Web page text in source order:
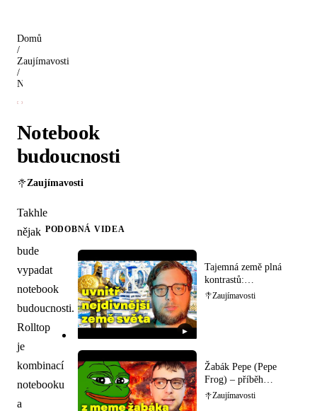
Domů
/
Zaujímavosti
/
Notebook
budoucnosti
Zaujímavosti
Takhle
nějak
bude
vypadat
notebook
budoucnosti.
Rolltop
je
kombinací
notebooku
a
PODOBNÁ VIDEA
▶
Tajemná země plná
kontrastů:
Prozkoumejte bizarní
Zaujímavosti
Žabák Pepe (Pepe
Frog) – příběh
internetového
Zaujímavosti